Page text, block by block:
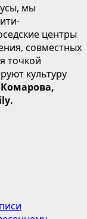
мы
центры
совместных
точкой
культуру